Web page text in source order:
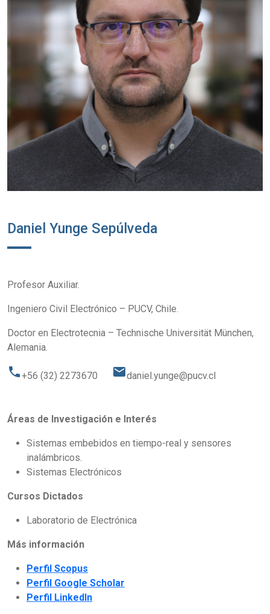
Daniel Yunge Sepúlveda
Profesor Auxiliar.
Ingeniero Civil Electrónico – PUCV, Chile.
Doctor en Electrotecnia – Technische Universität München,
Alemania.
phone+56 (32) 2273670 emaildaniel.yunge@pucv.cl
Áreas de Investigación e Interés
Sistemas embebidos en tiempo-real y sensores
inalámbricos.
Sistemas Electrónicos
Cursos Dictados
Laboratorio de Electrónica
Más información
Perfil Scopus
Perfil Google Scholar
Perfil LinkedIn